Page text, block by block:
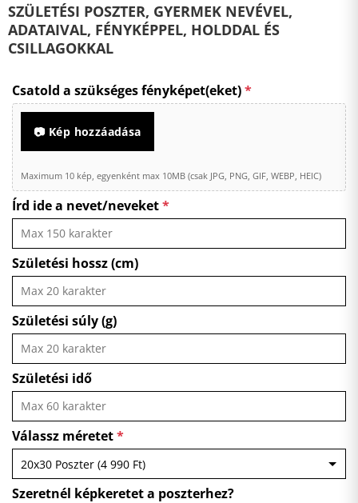
SZÜLETÉSI POSZTER, GYERMEK NEVÉVEL,
ADATAIVAL, FÉNYKÉPPEL, HOLDDAL ÉS
CSILLAGOKKAL
Csatold a szükséges fényképet(eket)*
📷 Kép hozzáadása
Maximum 10 kép, egyenként max 10MB (csak JPG, PNG, GIF, WEBP, HEIC)
Írd ide a nevet/neveket*
Születési hossz (cm)
Születési súly (g)
Születési idő
Válassz méretet*
Szeretnél képkeretet a poszterhez?